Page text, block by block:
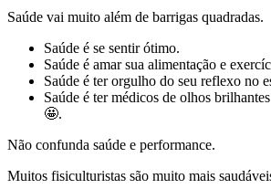
Saúde vai muito além de barrigas quadradas.
Saúde é se sentir ótimo.
Saúde é amar sua alimentação e
Saúde é ter orgulho do seu reflexo no
Saúde é ter médicos de olhos
🤩.
Não confunda saúde e performance.
Muitos fisiculturistas são muito mais